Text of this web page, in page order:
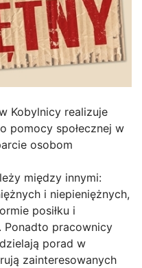
Kobylnicy realizuje
pomocy społecznej w
osobom
między innymi:
i niepieniężnych,
posiłku i
Ponadto pracownicy
porad w
zainteresowanych